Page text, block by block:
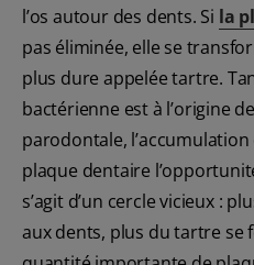
l’os autour des dents. Si la
pas éliminée, elle se
plus dure appelée tartre.
bactérienne est à l’origine
parodontale,
plaque dentaire
s’agit d’un cercle vicieux :
aux dents, plus du tartre se